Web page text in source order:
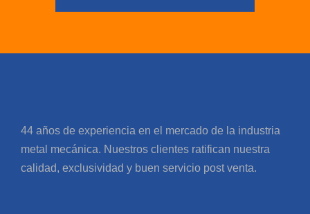
44 años de experiencia en el mercado de la industria
metal mecánica. Nuestros clientes ratifican nuestra
calidad, exclusividad y buen servicio post venta.